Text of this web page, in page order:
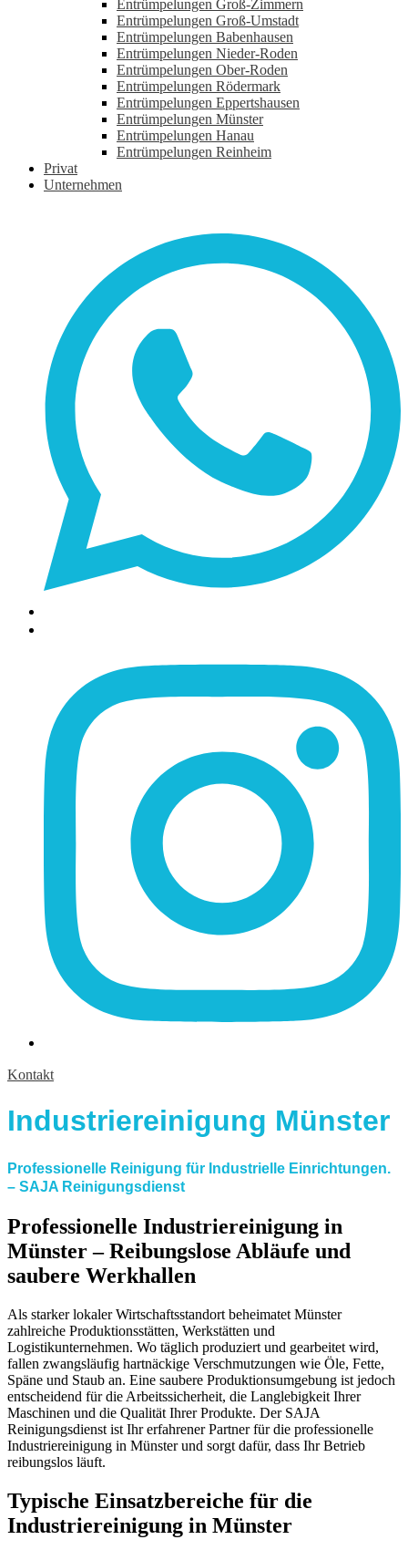
Entrümpelungen Groß-Zimmern
Entrümpelungen Groß-Umstadt
Entrümpelungen Babenhausen
Entrümpelungen Nieder-Roden
Entrümpelungen Ober-Roden
Entrümpelungen Rödermark
Entrümpelungen Eppertshausen
Entrümpelungen Münster
Entrümpelungen Hanau
Entrümpelungen Reinheim
Privat
Unternehmen
Kontakt
Industriereinigung Münster
Professionelle Reinigung für Industrielle Einrichtungen.
– SAJA Reinigungsdienst
Professionelle Industriereinigung in
Münster – Reibungslose Abläufe und
saubere Werkhallen
Als starker lokaler Wirtschaftsstandort beheimatet Münster
zahlreiche Produktionsstätten, Werkstätten und
Logistikunternehmen. Wo täglich produziert und gearbeitet wird,
fallen zwangsläufig hartnäckige Verschmutzungen wie Öle, Fette,
Späne und Staub an. Eine saubere Produktionsumgebung ist jedoch
entscheidend für die Arbeitssicherheit, die Langlebigkeit Ihrer
Maschinen und die Qualität Ihrer Produkte. Der SAJA
Reinigungsdienst ist Ihr erfahrener Partner für die professionelle
Industriereinigung in Münster und sorgt dafür, dass Ihr Betrieb
reibungslos läuft.
Typische Einsatzbereiche für die
Industriereinigung in Münster